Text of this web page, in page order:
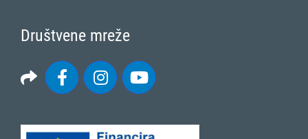
Društvene mreže